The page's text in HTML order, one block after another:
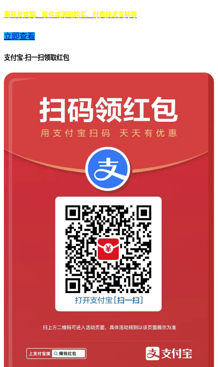
需开发官网、软件或源码购买、付费技术支持等
立即查看
支付宝-扫一扫领取红包